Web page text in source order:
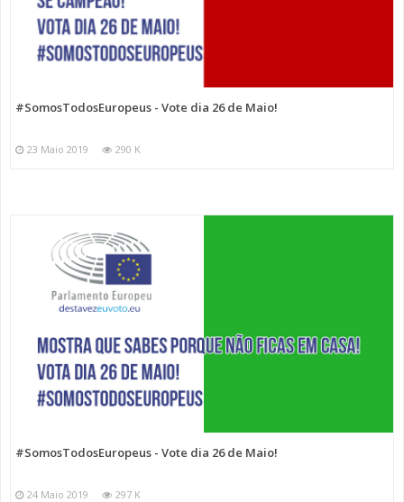
#SomosTodosEuropeus - Vote dia 26 de Maio!
23 Maio 2019 290 K
#SomosTodosEuropeus - Vote dia 26 de Maio!
24 Maio 2019 297 K